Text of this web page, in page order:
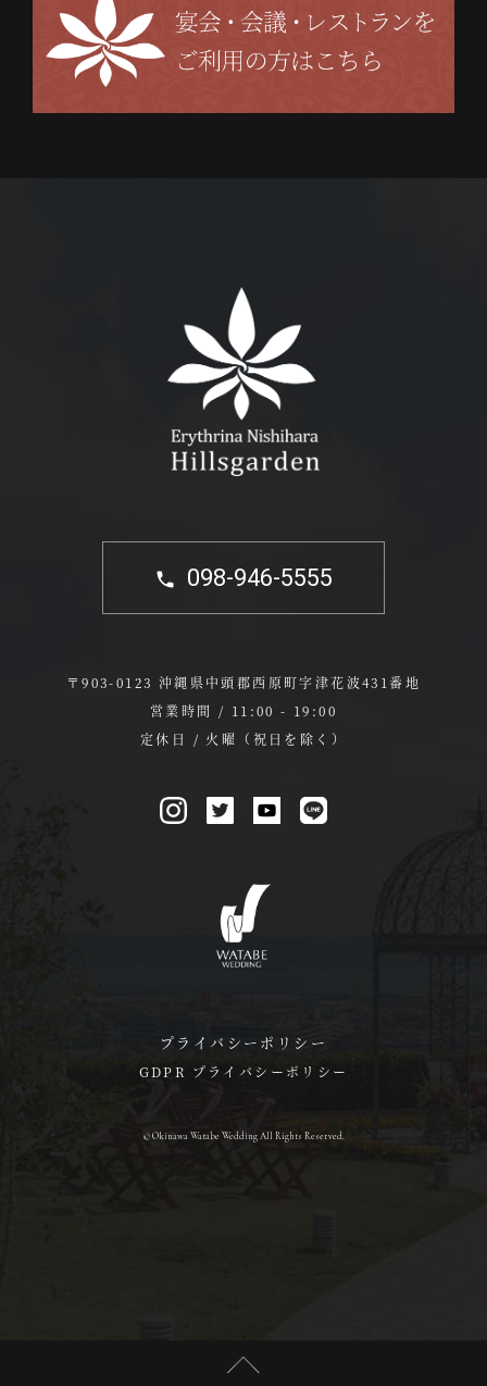
098-946-5555
〒903-0123 沖縄県中頭郡西原町字津花波431番地
営業時間 / 11:00 - 19:00
定休日 / 火曜（祝日を除く）
プライバシーポリシー
GDPR プライバシーポリシー
© Okinawa Watabe Wedding All Rights Reserved.